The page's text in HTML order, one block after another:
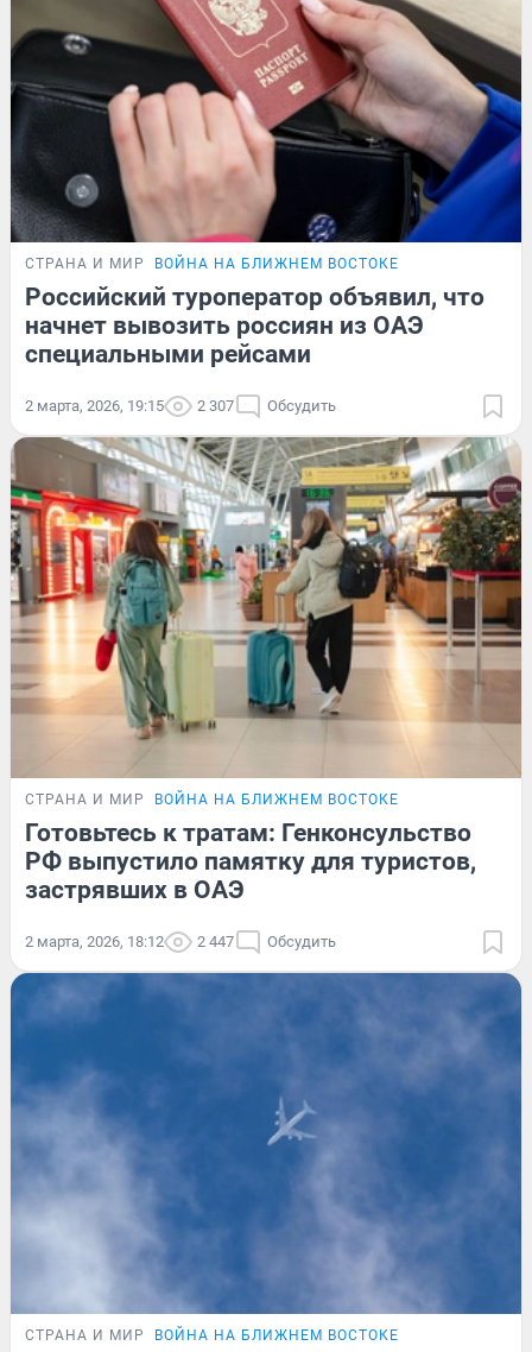
СТРАНА И МИР ВОЙНА НА БЛИЖНЕМ ВОСТОКЕ
Российский туроператор объявил, что
начнет вывозить россиян из ОАЭ
специальными рейсами
2 марта, 2026, 19:15 2 307 Обсудить
СТРАНА И МИР ВОЙНА НА БЛИЖНЕМ ВОСТОКЕ
Готовьтесь к тратам: Генконсульство
РФ выпустило памятку для туристов,
застрявших в ОАЭ
2 марта, 2026, 18:12 2 447 Обсудить
СТРАНА И МИР ВОЙНА НА БЛИЖНЕМ ВОСТОКЕ